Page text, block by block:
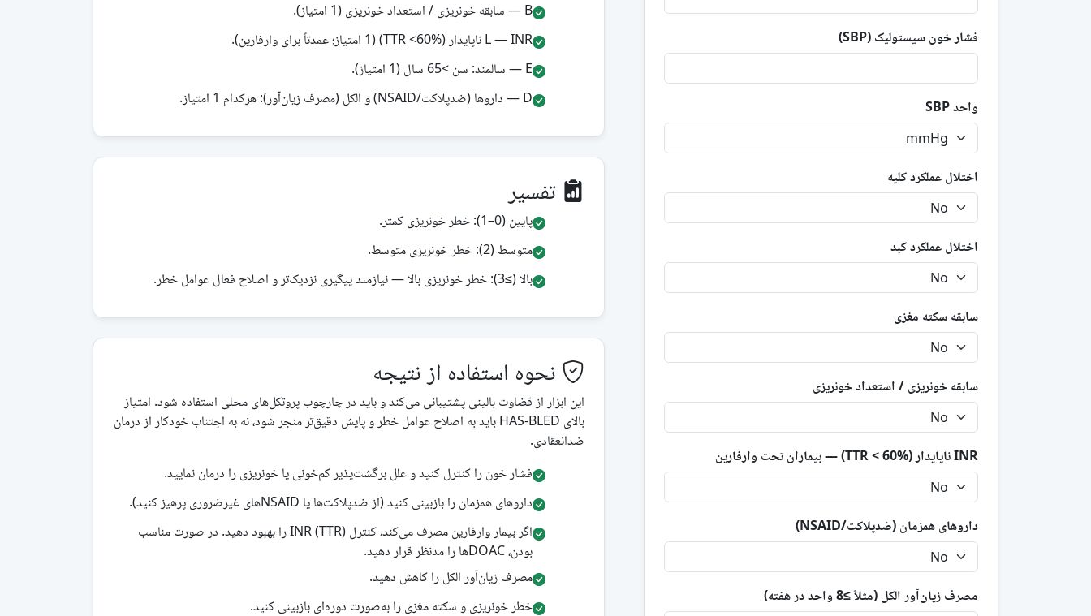
فشار خون سیستولیک (SBP)
واحد SBP
اختلال عملکرد کلیه
اختلال عملکرد کبد
سابقه سکته مغزی
سابقه خونریزی / استعداد خونریزی
INR ناپایدار (TTR < 60%) — بیماران تحت وارفارین
داروهای همزمان (ضدپلاکت/NSAID)
مصرف زیان‌آور الکل (مثلاً ≥8 واحد در هفته)
B — سابقه خونریزی / استعداد خونریزی (1 امتیاز).
L — INR ناپایدار (TTR <60%) (1 امتیاز؛ عمدتاً برای وارفارین).
E — سالمند: سن >65 سال (1 امتیاز).
D — داروها (ضدپلاکت/NSAID) و الکل (مصرف زیان‌آور): هرکدام 1 امتیاز.
تفسیر
پایین (0–1): خطر خونریزی کمتر.
متوسط (2): خطر خونریزی متوسط.
بالا (≥3): خطر خونریزی بالا — نیازمند پیگیری نزدیک‌تر و اصلاح فعال عوامل خطر.
نحوه استفاده از نتیجه
این ابزار از قضاوت بالینی پشتیبانی می‌کند و باید در چارچوب پروتکل‌های محلی استفاده شود. امتیاز
بالای HAS-BLED باید به اصلاح عوامل خطر و پایش دقیق‌تر منجر شود، نه به اجتناب خودکار از درمان
ضدانعقادی.
فشار خون را کنترل کنید و علل برگشت‌پذیر کم‌خونی یا خونریزی را درمان نمایید.
داروهای همزمان را بازبینی کنید (از ضدپلاکت‌ها یا NSAIDهای غیرضروری پرهیز کنید).
اگر بیمار وارفارین مصرف می‌کند، کنترل INR (TTR) را بهبود دهید. در صورت مناسب
بودن، DOACها را مدنظر قرار دهید.
مصرف زیان‌آور الکل را کاهش دهید.
خطر خونریزی و سکته مغزی را به‌صورت دوره‌ای بازبینی کنید.